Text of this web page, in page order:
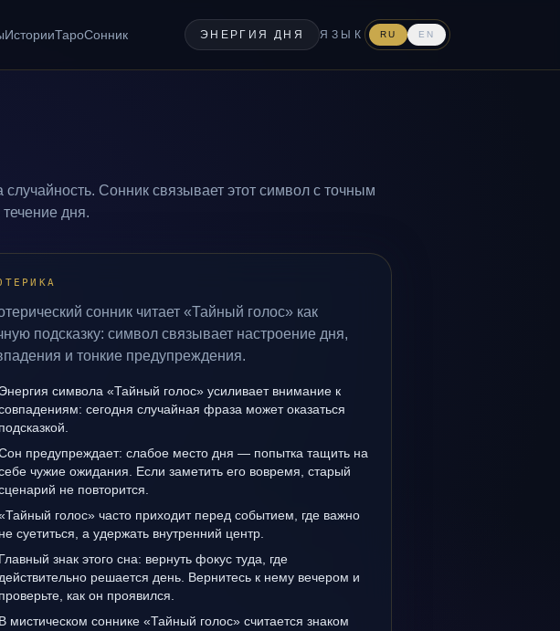
ИсторииТароСонник ЭНЕРГИЯ ДНЯ ЯЗЫК RU EN
Сонник связывает этот символ с точным
дня.
сонник читает «Тайный голос» как
подсказку: символ связывает настроение дня,
и тонкие предупреждения.
Энергия символа «Тайный голос» усиливает внимание к
сегодня случайная фраза может оказаться
подсказкой.
предупреждает: слабое место дня — попытка тащить на
чужие ожидания. Если заметить его вовремя, старый
не повторится.
голос» часто приходит перед событием, где важно
не суетиться, а удержать внутренний центр.
Главный знак этого сна: вернуть фокус туда, где
действительно решается день. Вернитесь к нему вечером и
проверьте, как он проявился.
В мистическом соннике «Тайный голос» считается знаком